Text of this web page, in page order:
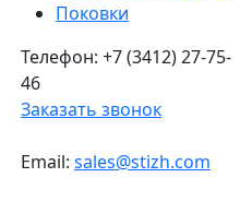
Поковки
Телефон: +7 (3412) 27-75-
46
Заказать звонок
Email: sales@stizh.com